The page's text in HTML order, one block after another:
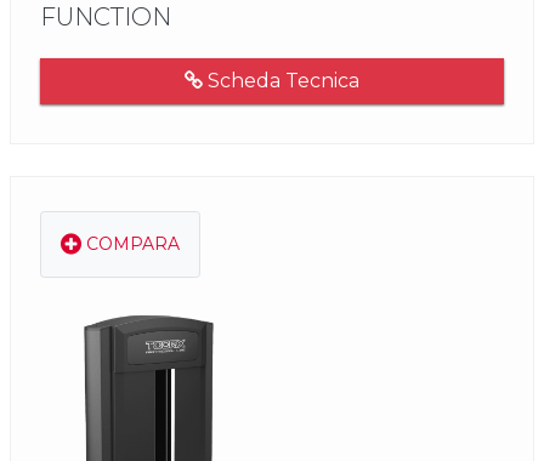
FUNCTION
Scheda Tecnica
COMPARA